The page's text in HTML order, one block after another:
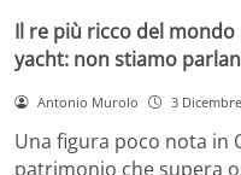
Il re più ricco del mondo
yacht: non stiamo
Antonio Murolo 3
Una figura poco nota in
patrimonio che supera